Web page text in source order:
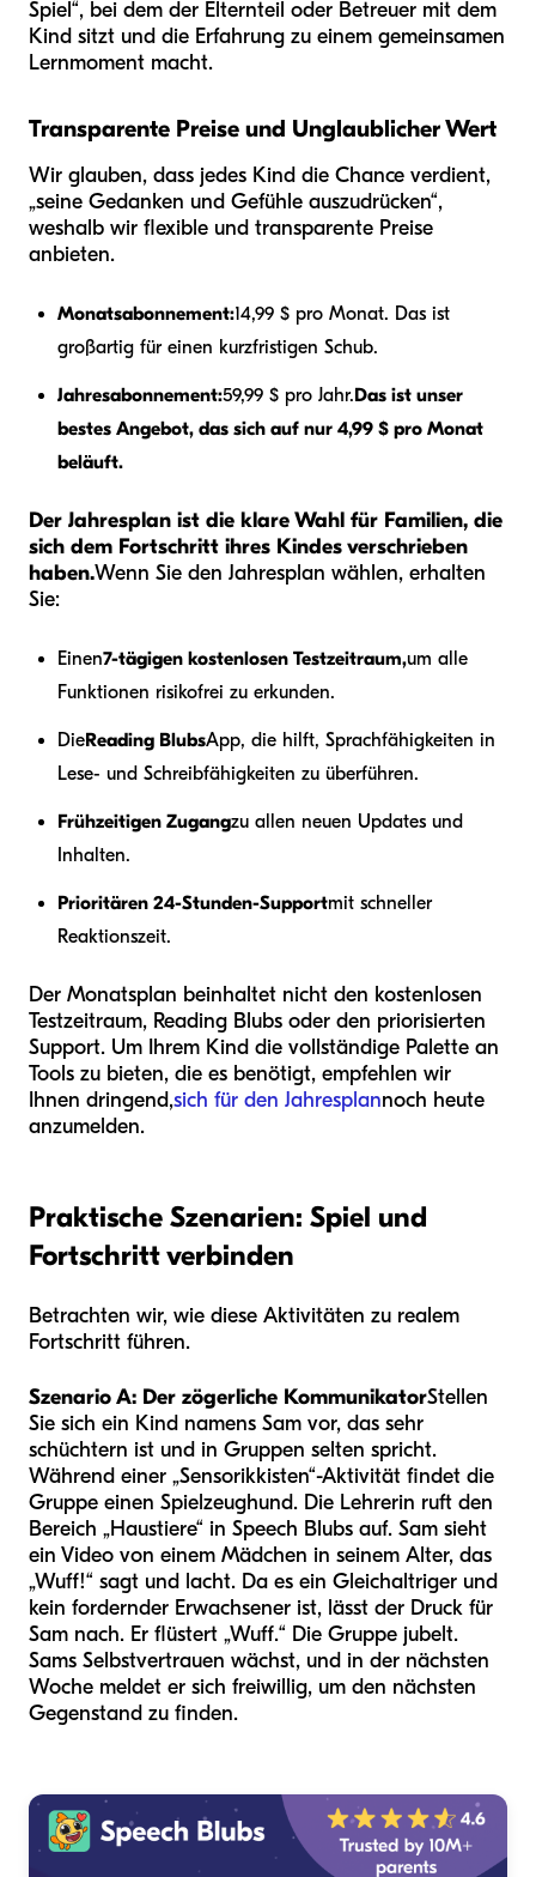
Spiel“, bei dem der Elternteil oder Betreuer mit dem
Kind sitzt und die Erfahrung zu einem gemeinsamen
Lernmoment macht.
Transparente Preise und Unglaublicher Wert
Wir glauben, dass jedes Kind die Chance verdient,
„seine Gedanken und Gefühle auszudrücken“,
weshalb wir flexible und transparente Preise
anbieten.
Monatsabonnement:14,99 $ pro Monat. Das ist
großartig für einen kurzfristigen Schub.
Jahresabonnement:59,99 $ pro Jahr.Das ist unser
bestes Angebot, das sich auf nur 4,99 $ pro Monat
beläuft.
Der Jahresplan ist die klare Wahl für Familien, die
sich dem Fortschritt ihres Kindes verschrieben
haben.Wenn Sie den Jahresplan wählen, erhalten
Sie:
Einen7-tägigen kostenlosen Testzeitraum,um alle
Funktionen risikofrei zu erkunden.
DieReading BlubsApp, die hilft, Sprachfähigkeiten in
Lese- und Schreibfähigkeiten zu überführen.
Frühzeitigen Zugangzu allen neuen Updates und
Inhalten.
Prioritären 24-Stunden-Supportmit schneller
Reaktionszeit.
Der Monatsplan beinhaltet nicht den kostenlosen
Testzeitraum, Reading Blubs oder den priorisierten
Support. Um Ihrem Kind die vollständige Palette an
Tools zu bieten, die es benötigt, empfehlen wir
Ihnen dringend,sich für den Jahresplannoch heute
anzumelden.
Praktische Szenarien: Spiel und
Fortschritt verbinden
Betrachten wir, wie diese Aktivitäten zu realem
Fortschritt führen.
Szenario A: Der zögerliche KommunikatorStellen
Sie sich ein Kind namens Sam vor, das sehr
schüchtern ist und in Gruppen selten spricht.
Während einer „Sensorikkisten“-Aktivität findet die
Gruppe einen Spielzeughund. Die Lehrerin ruft den
Bereich „Haustiere“ in Speech Blubs auf. Sam sieht
ein Video von einem Mädchen in seinem Alter, das
„Wuff!“ sagt und lacht. Da es ein Gleichaltriger und
kein fordernder Erwachsener ist, lässt der Druck für
Sam nach. Er flüstert „Wuff.“ Die Gruppe jubelt.
Sams Selbstvertrauen wächst, und in der nächsten
Woche meldet er sich freiwillig, um den nächsten
Gegenstand zu finden.